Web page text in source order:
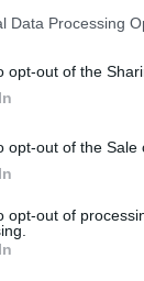
Data Processing
opt-out of the
opt-out of the Sale
opt-out of
előre, nem
csoda, hiszen